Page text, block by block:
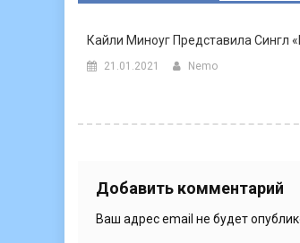
Кайли Миноуг Представила Сингл
21.01.2021 Nemo
Добавить комментарий
Ваш адрес email не будет